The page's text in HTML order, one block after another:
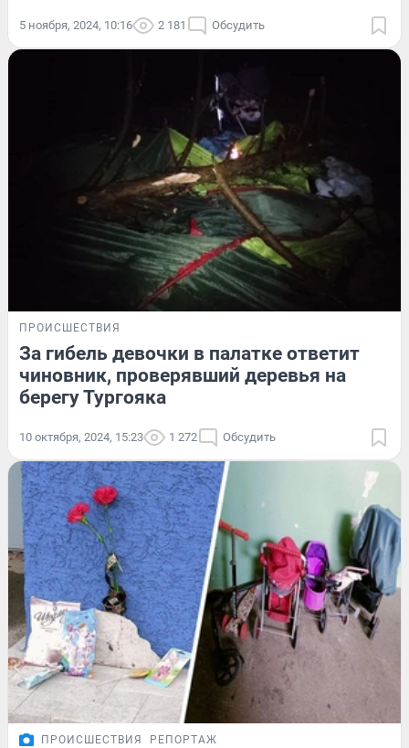
5 ноября, 2024, 10:16 2 181 Обсудить
ПРОИСШЕСТВИЯ
За гибель девочки в палатке ответит
чиновник, проверявший деревья на
берегу Тургояка
10 октября, 2024, 15:23 1 272 Обсудить
ПРОИСШЕСТВИЯ РЕПОРТАЖ